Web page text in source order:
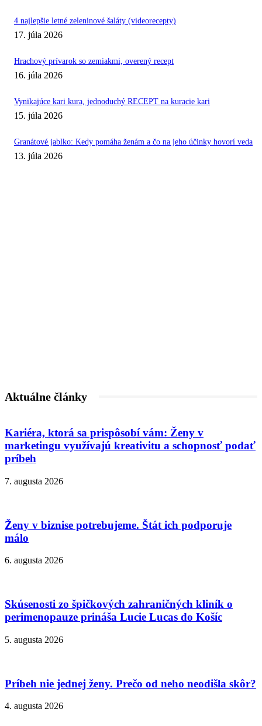
4 najlepšie letné zeleninové šaláty (videorecepty)
17. júla 2026
Hrachový prívarok so zemiakmi, overený recept
16. júla 2026
Vynikajúce kari kura, jednoduchý RECEPT na kuracie kari
15. júla 2026
Granátové jablko: Kedy pomáha ženám a čo na jeho účinky hovorí veda
13. júla 2026
Aktuálne články
Kariéra, ktorá sa prispôsobí vám: Ženy v
marketingu využívajú kreativitu a schopnosť podať
príbeh
7. augusta 2026
Ženy v biznise potrebujeme. Štát ich podporuje
málo
6. augusta 2026
Skúsenosti zo špičkových zahraničných kliník o
perimenopauze prináša Lucie Lucas do Košíc
5. augusta 2026
Príbeh nie jednej ženy. Prečo od neho neodišla skôr?
4. augusta 2026